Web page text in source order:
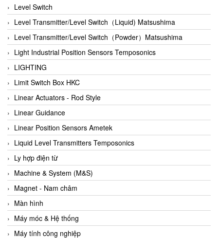
Atrax
Auma
Autec
Auto Flow
Automatic valve
Aventics
Avproglobal
Axiomtek
AZBIL
B&C Electronics
B&R
Babcok wilcox
Baelz Automatic Vietnam
Bahr Modultechnik Vietnam
Balluff
BamBo Vietnam
Level Switch
Level Transmitter/Level Switch（Liquid) Matsushima
Level Transmitter/Level Switch（Powder）Matsushima
Light Industrial Position Sensors Temposonics
LIGHTING
Limit Switch Box HKC
Linear Actuators - Rod Style
Linear Guidance
Linear Position Sensors Ametek
Liquid Level Transmitters Temposonics
Ly hợp điện từ
Machine & System (M&S)
Magnet - Nam châm
Màn hình
Máy móc & Hệ thống
Máy tính công nghiệp